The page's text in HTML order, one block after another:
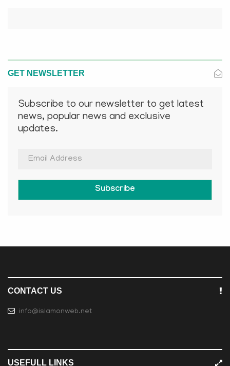
GET NEWSLETTER
Subscribe to our newsletter to get latest
news, popular news and exclusive
updates.
Subscribe
CONTACT US
info@islamonweb.net
USEFULL LINKS